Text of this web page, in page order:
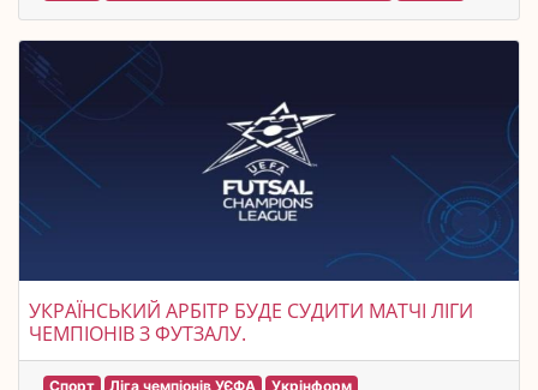
УКРАЇНСЬКИЙ АРБІТР БУДЕ СУДИТИ МАТЧІ ЛІГИ
ЧЕМПІОНІВ З ФУТЗАЛУ.
Спорт Ліга чемпіонів УЄФА Укрінформ